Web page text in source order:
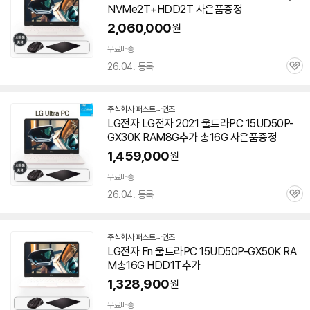
버
페
이
NVMe2T+HDD2T 사은품증정
2,060,000원
무료배송
26.04. 등록
관
주식회사 퍼스트나인즈네
이
버
페
이
LG전자 LG전자 2021 울트라PC 15UD50P-
GX30K RAM8G추가 총16G 사은품증정
1,459,000원
무료배송
26.04. 등록
관
주식회사 퍼스트나인즈네
이
버
페
이
LG전자 Fn 울트라PC 15UD50P-GX50K RA
M총16G HDD1T추가
1,328,900원
무료배송